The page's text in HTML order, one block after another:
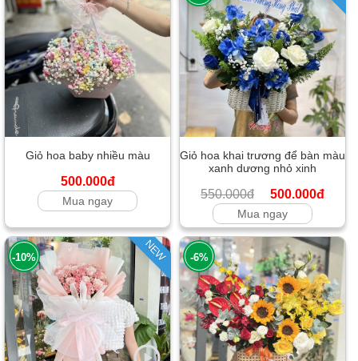
Giỏ hoa baby nhiều màu
500.000đ
Mua ngay
Giỏ hoa khai trương để bàn màu
xanh dương nhỏ xinh
550.000đ 500.000đ
Mua ngay
NEW
-10% -6%